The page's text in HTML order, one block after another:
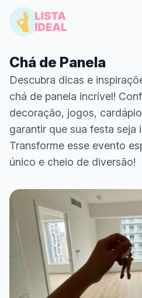
Entrar
Chá de Panela
Descubra dicas e
chá de panela incrível!
decoração, jogos,
garantir que sua festa seja
Transforme esse evento
único e cheio de diversão!